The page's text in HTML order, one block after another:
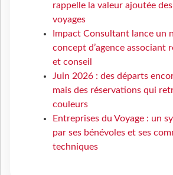
rappelle la valeur ajoutée
voyages
Impact Consultant lance un
concept d’agence associant
et conseil
Juin 2026 : des départs
mais des réservations qui
couleurs
Entreprises du Voyage : un
par ses bénévoles et ses
techniques